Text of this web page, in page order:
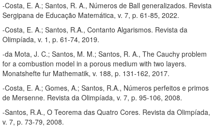
-Costa, E. A.; Santos, R. A., Números de Ball generalizados. Revista
Sergipana de Educação Matemática, v. 7, p. 61-85, 2022.
-Costa, E. A.; Santos, R.A., Contanto Algarismos. Revista da
Olimpíada, v. 1, p. 61-74, 2019.
-da Mota, J. C.; Santos, M. M.; Santos, R. A., The Cauchy problem
for a combustion model in a porous medium with two layers.
Monatshefte fur Mathematik, v. 188, p. 131-162, 2017.
-Costa, E. A.; Gomes, A.; Santos, R.A., Números perfeitos e primos
de Mersenne. Revista da Olimpíada, v. 7, p. 95-106, 2008.
-Santos, R.A., O Teorema das Quatro Cores. Revista da Olimpíada,
v. 7, p. 73-79, 2008.